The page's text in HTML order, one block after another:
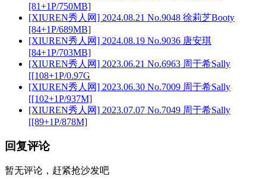
[81+1P/750MB]
[XIUREN秀人网] 2024.08.21 No.9048 徐莉芝Booty
[84+1P/689MB]
[XIUREN秀人网] 2024.08.19 No.9036 唐安琪
[84+1P/703MB]
[XIUREN秀人网] 2023.06.21 No.6963 周于希Sally
[[108+1P/0.97G
[XIUREN秀人网] 2023.06.30 No.7009 周于希Sally
[[102+1P/937M]
[XIUREN秀人网] 2023.07.07 No.7049 周于希Sally
[[89+1P/878M]
回复评论
暂无评论，赶紧抢沙发吧